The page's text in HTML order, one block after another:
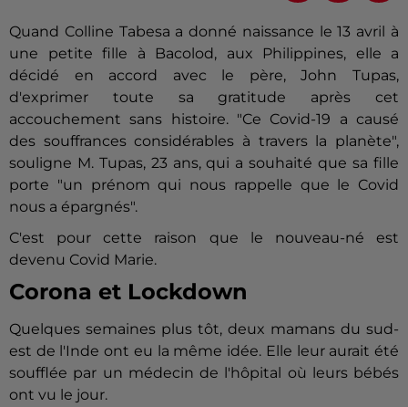
Quand Colline Tabesa a donné naissance le 13 avril à
une petite fille à Bacolod, aux Philippines, elle a
décidé en accord avec le père, John Tupas,
d'exprimer toute sa gratitude après cet
accouchement sans histoire. "Ce Covid-19 a causé
des souffrances considérables à travers la planète",
souligne M. Tupas, 23 ans, qui a souhaité que sa fille
porte "un prénom qui nous rappelle que le Covid
nous a épargnés".
C'est pour cette raison que le nouveau-né est
devenu Covid Marie.
Corona et Lockdown
Quelques semaines plus tôt, deux mamans du sud-
est de l'Inde ont eu la même idée. Elle leur aurait été
soufflée par un médecin de l'hôpital où leurs bébés
ont vu le jour.